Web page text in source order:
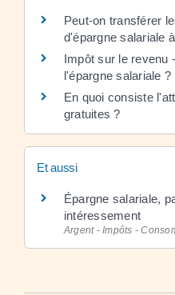
Peut-on transférer
d'épargne salariale
Impôt sur le revenu
l'épargne salariale ?
En quoi consiste
gratuites ?
Et aussi
Épargne salariale,
intéressement
Argent - Impôts -